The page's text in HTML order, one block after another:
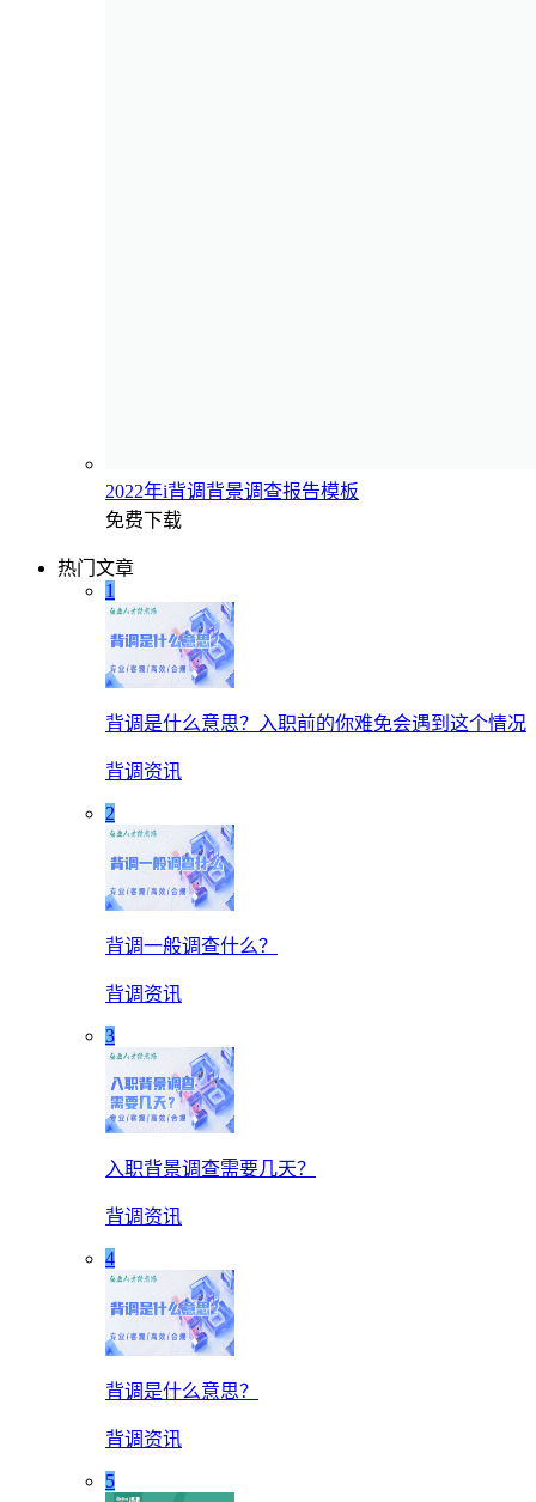
2022年i背调背景调查报告模板
免费下载
热门文章
1
背调是什么意思？入职前的你难免会遇到这个情况
背调资讯
2
背调一般调查什么？
背调资讯
3
入职背景调查需要几天？
背调资讯
4
背调是什么意思？
背调资讯
5